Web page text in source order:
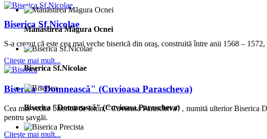
Biserica Sf.Nicolae
S-a crezut că este cea mai veche biserică din oraş, construită între anii 1568 –
Citeşte mai mult...
Biserica "Domnească" (Cuvioasa Parascheva)
Cea mai veche biserică de lemn, "Cuvioasa Paraschiva" , numită ulterior Biserica
pentru şavgăi.
Citeşte mai mult...
Mânăstirea Măgura Ocnei
Biserica Sf.Nicolae
Biserica "Domnească" (Cuvioasa Parascheva)